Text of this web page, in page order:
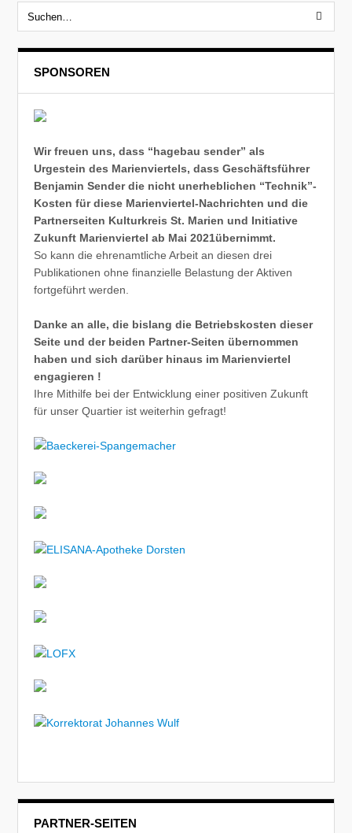
SPONSOREN
Wir freuen uns, dass “hagebau sender” als
Urgestein des Marienviertels, dass Geschäftsführer
Benjamin Sender die nicht unerheblichen “Technik”-
Kosten für diese Marienviertel-Nachrichten und die
Partnerseiten Kulturkreis St. Marien und Initiative
Zukunft Marienviertel ab Mai 2021übernimmt.
So kann die ehrenamtliche Arbeit an diesen drei
Publikationen ohne finanzielle Belastung der Aktiven
fortgeführt werden.
Danke an alle, die bislang die Betriebskosten dieser
Seite und der beiden Partner-Seiten übernommen
haben und sich darüber hinaus im Marienviertel
engagieren !
Ihre Mithilfe bei der Entwicklung einer positiven Zukunft
für unser Quartier ist weiterhin gefragt!
PARTNER-SEITEN